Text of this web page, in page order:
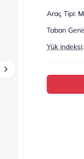
Araç Tipi:
Taban
Yük indeksi: